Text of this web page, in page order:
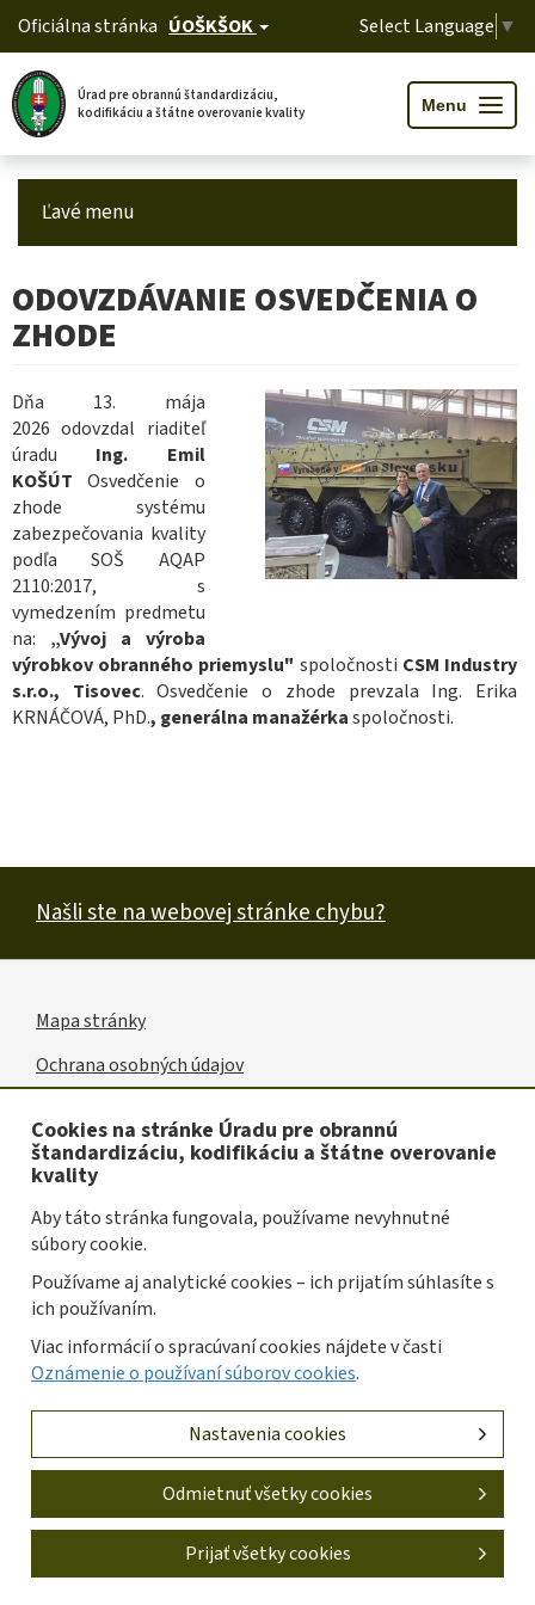
Skočiť
hlavný
obsah
Oficiálna stránka ÚOŠKŠOK Select Language ▼
Úrad pre obrannú štandardizáciu,
kodifikáciu a štátne overovanie kvality
o
g
l
o
n
Menu
Ľavé menu
ODOVZDÁVANIE OSVEDČENIA O
ZHODE
Dňa 13. mája
2026 odovzdal riaditeľ
úradu Ing. Emil
KOŠÚT Osvedčenie o
zhode systému
zabezpečovania kvality
podľa SOŠ AQAP
2110:2017, s
vymedzením predmetu
na: „Vývoj a výroba
výrobkov obranného priemyslu" spoločnosti CSM Industry
s.r.o., Tisovec. Osvedčenie o zhode prevzala Ing. Erika
KRNÁČOVÁ, PhD., generálna manažérkaspoločnosti.
Našli ste na webovej stránke chybu?
odkazy
Mapa stránky
Ochrana osobných údajov
Oznámenie o používaní súborov cookies
štandardizáciu, kodifikáciu a štátne overovanie kvality
Slovenskej republiky.
Tvorba stránok: Progresívne Aplikácie |
Cookies na stránke Úradu pre obrannú
štandardizáciu, kodifikáciu a štátne overovanie
kvality
Aby táto stránka fungovala, používame nevyhnutné
súbory cookie.
Používame aj analytické cookies – ich prijatím súhlasíte s
ich používaním.
Viac informácií o spracúvaní cookies nájdete v časti
Oznámenie o používaní súborov cookies.
Nastavenia cookies
Odmietnuť všetky cookies
Odvolať všetky cookies
Prijať všetky cookies